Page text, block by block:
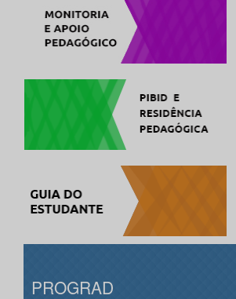
PROGRAD